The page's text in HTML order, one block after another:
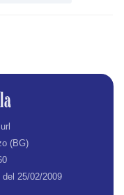
(BG)
25/02/2009